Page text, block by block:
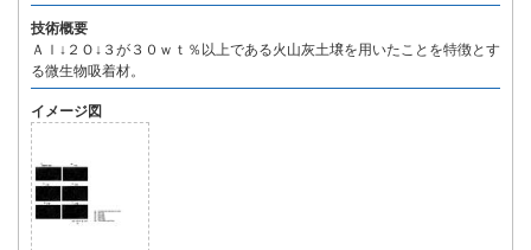
技術概要
Ａｌ↓２Ｏ↓３が３０ｗｔ％以上である火山灰土壌を用いたことを特徴とす
る微生物吸着材。
イメージ図